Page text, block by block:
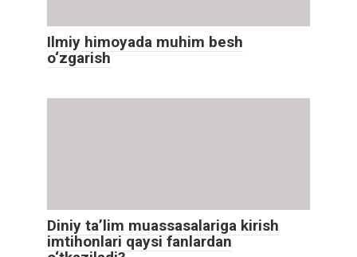
Ilmiy himoyada muhim besh
o‘zgarish
Diniy ta’lim muassasalariga kirish
imtihonlari qaysi fanlardan